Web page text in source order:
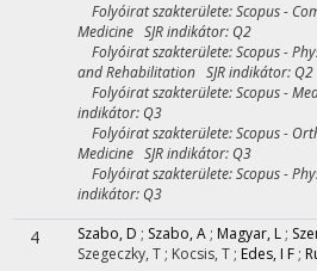
Folyóirat szakterülete: Scopus -
Medicine SJR indikátor: Q2
Folyóirat szakterülete: Scopus -
and Rehabilitation SJR indikátor: Q2
Folyóirat szakterülete: Scopus -
indikátor: Q3
Folyóirat szakterülete: Scopus -
Medicine SJR indikátor: Q3
Folyóirat szakterülete: Scopus -
indikátor: Q3
4 Szabo, D ; Szabo, A ; Magyar, L ;
Szegeczky, T ; Kocsis, T ; Edes, I F ;